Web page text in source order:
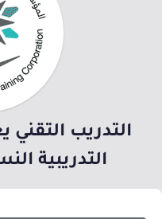
التدريب التقني
التدريبية